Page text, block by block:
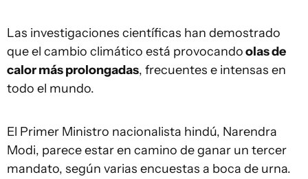
Las investigaciones científicas han demostrado
que el cambio climático está provocandoolas de
calor más prolongadas, frecuentes e intensas en
todo el mundo.
El Primer Ministro nacionalista hindú, Narendra
Modi, parece estar en camino de ganar un tercer
mandato, según varias encuestas a boca de urna.